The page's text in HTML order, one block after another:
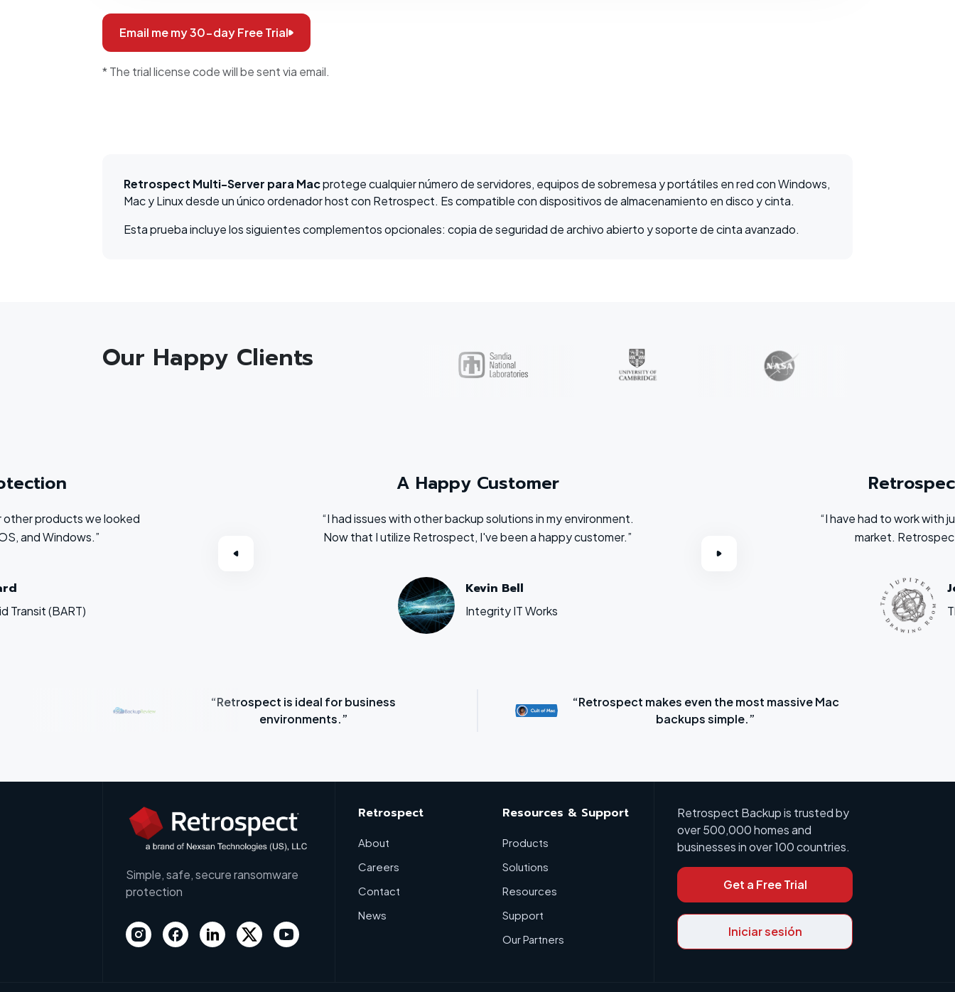
Email me my 30-day Free Trial
* The trial license code will be sent via email.
Retrospect Multi-Server para Macprotege cualquier número de servidores, equipos de sobremesa y portátiles en red con Windows,
Mac y Linux desde un único ordenador host con Retrospect. Es compatible con dispositivos de almacenamiento en disco y cinta.
Esta prueba incluye los siguientes complementos opcionales: copia de seguridad de archivo abierto y soporte de cinta avanzado.
Our Happy Clients
other products we looked
and Windows.”
Transit (BART)
A Happy Customer
“I had issues with other backup solutions in my environment.
Now that I utilize Retrospect, I've been a happy customer.”
Kevin Bell
Integrity IT Works
“I have had to work with
market.
“Retrospect is ideal for business
environments.”
“Retrospect makes even the most massive Mac
backups simple.”
Simple, safe, secure ransomware
protection
Retrospect
About
Careers
Contact
News
Resources & Support
Products
Solutions
Resources
Support
Our Partners
Retrospect Backup is trusted by
over 500,000 homes and
businesses in over 100 countries.
Get a Free Trial
Iniciar sesión